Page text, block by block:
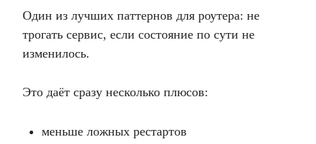
Один из лучших паттернов для роутера: не
трогать сервис, если состояние по сути не
изменилось.
Это даёт сразу несколько плюсов:
меньше ложных рестартов